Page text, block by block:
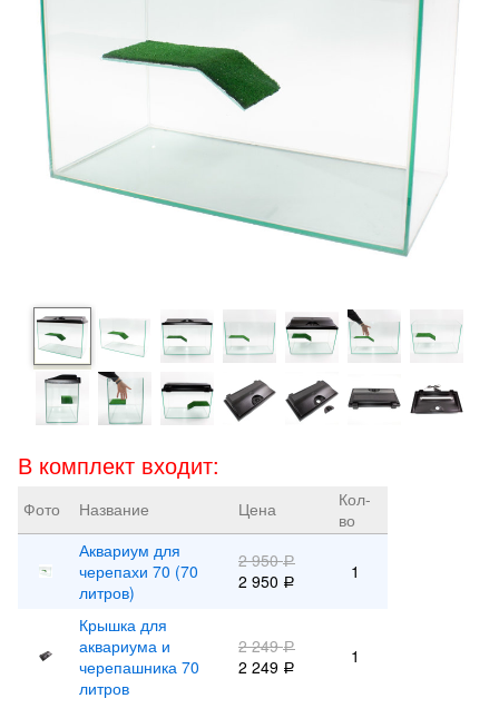
В комплект входит:
Фото Название Цена
Кол-
во
Аквариум для
черепахи 70 (70
литров)
2 950Р
2 950 Р 1
Крышка для
аквариума и
черепашника 70
литров
2 249Р
2 249 Р
1